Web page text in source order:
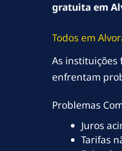
gratuita em
Todos em
As instituições
enfrentam
Problemas
Juros
Tarifas